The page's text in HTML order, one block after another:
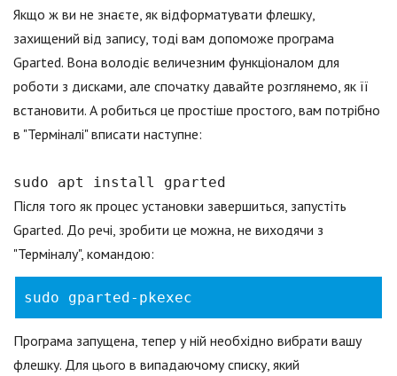
Якщо ж ви не знаєте, як відформатувати флешку,
захищений від запису, тоді вам допоможе програма
Gparted. Вона володіє величезним функціоналом для
роботи з дисками, але спочатку давайте розглянемо, як її
встановити. А робиться це простіше простого, вам потрібно
в "Терміналі" вписати наступне:
sudo apt install gparted
Після того як процес установки завершиться, запустіть
Gparted. До речі, зробити це можна, не виходячи з
"Терміналу", командою:
sudo gparted-pkexec
Програма запущена, тепер у ній необхідно вибрати вашу
флешку. Для цього в випадаючому списку, який